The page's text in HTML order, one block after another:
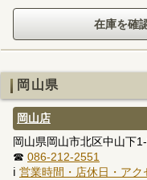
岡山県
岡山店
岡山県岡山市北区中山下
☎ 086-212-2551
ℹ 営業時間・店休日・アク